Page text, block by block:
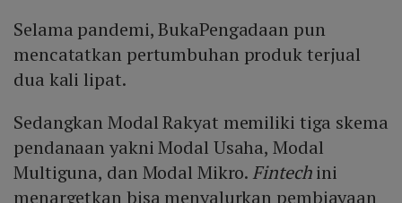
Selama pandemi, BukaPengadaan pun
mencatatkan pertumbuhan produk terjual
dua kali lipat.
Sedangkan Modal Rakyat memiliki tiga skema
pendanaan yakni Modal Usaha, Modal
Multiguna, dan Modal Mikro. Fintechini
menargetkan bisa menyalurkan pembiayaan